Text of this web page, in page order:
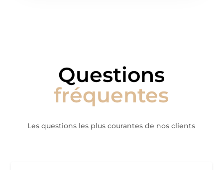
Questions
fréquentes
Les questions les plus courantes de nos clients